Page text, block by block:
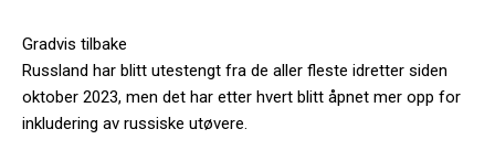
Gradvis tilbake
Russland har blitt utestengt fra de aller fleste idretter siden
oktober 2023, men det har etter hvert blitt åpnet mer opp for
inkludering av russiske utøvere.